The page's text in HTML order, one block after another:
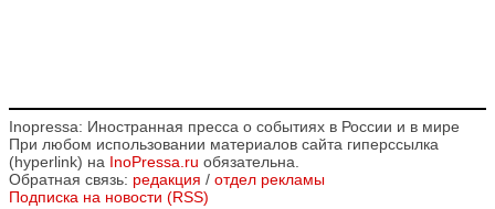
Inopressa: Иностранная пресса о событиях в России и в мире
При любом использовании материалов сайта гиперссылка
(hyperlink) на InoPressa.ru обязательна.
Обратная связь: редакция / отдел рекламы
Подписка на новости (RSS)